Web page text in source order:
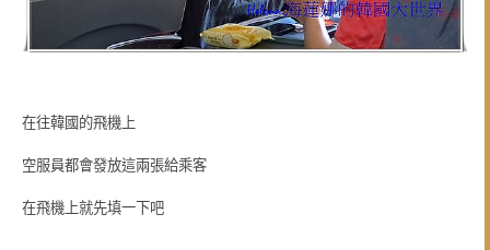
在往韓國的飛機上
空服員都會發放這兩張給乘客
在飛機上就先填一下吧